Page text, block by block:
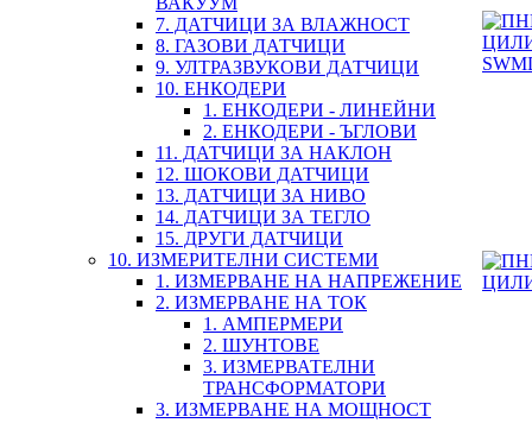
7. ДАТЧИЦИ ЗА ВЛАЖНОСТ
8. ГАЗОВИ ДАТЧИЦИ
9. УЛТРАЗВУКОВИ ДАТЧИЦИ
10. ЕНКОДЕРИ
1. ЕНКОДЕРИ - ЛИНЕЙНИ
2. ЕНКОДЕРИ - ЪГЛОВИ
11. ДАТЧИЦИ ЗА НАКЛОН
12. ШОКОВИ ДАТЧИЦИ
13. ДАТЧИЦИ ЗА НИВО
14. ДАТЧИЦИ ЗА ТЕГЛО
15. ДРУГИ ДАТЧИЦИ
10. ИЗМЕРИТЕЛНИ СИСТЕМИ
1. ИЗМЕРВАНЕ НА НАПРЕЖЕНИЕ
2. ИЗМЕРВАНЕ НА ТОК
1. АМПЕРМЕРИ
2. ШУНТОВЕ
3. ИЗМЕРВАТЕЛНИ
ТРАНСФОРМАТОРИ
3. ИЗМЕРВАНЕ НА МОЩНОСТ